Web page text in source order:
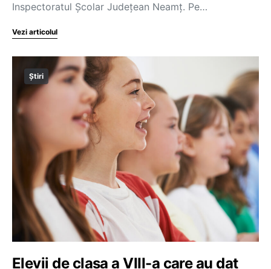
Inspectoratul Școlar Județean Neamț. Pe…
Vezi articolul
Știri
Elevii de clasa a VIII-a care au dat